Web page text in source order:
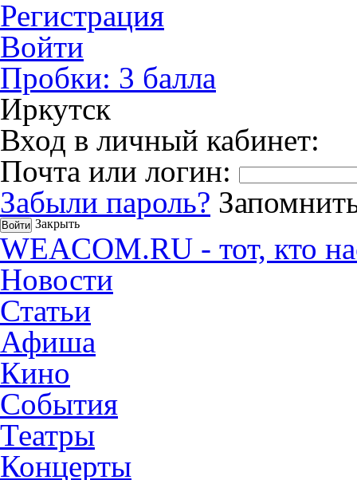
Регистрация
Войти
Пробки: 3 балла
Иркутск
Вход в личный кабинет:
Почта или логин:
Забыли пароль?
Закрыть
WEACOM.RU - тот, кто
Новости
Статьи
Афиша
Кино
События
Театры
Концерты